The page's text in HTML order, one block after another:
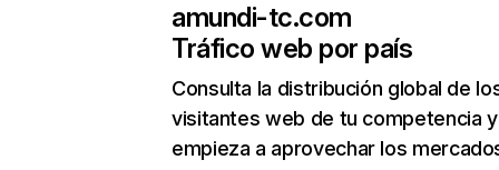
amundi-tc.com
Tráfico web por país
Consulta la distribución global de
visitantes web de tu competencia y
empieza a aprovechar los